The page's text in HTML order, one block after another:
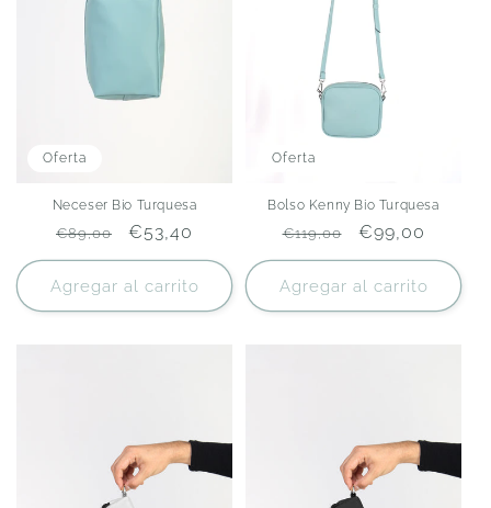
Oferta
Neceser Bio Turquesa
Precio
habitual
€89,00
Precio
de
oferta
€53,40
Agregar al carrito
Oferta
Bolso Kenny Bio Turquesa
Precio
habitual
€119,00
Precio
de
oferta
€99,00
Agregar al carrito